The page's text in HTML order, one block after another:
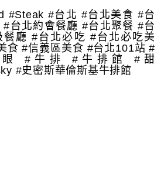
#Steak #台北 #台北美食 #台
台北約會餐廳 #台北聚餐 #台
廳 #台北必吃 #台北必吃美
食 #信義區美食 #台北101站 #
#牛排 #牛排館 #甜
#史密斯華倫斯基牛排館